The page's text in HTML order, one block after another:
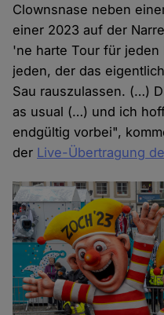
Clownsnase neben
einer 2023 auf der
'ne harte Tour für
jeden, der das
Sau rauszulassen. (…)
as usual (…) und ich
endgültig vorbei",
der Live-Übertragung